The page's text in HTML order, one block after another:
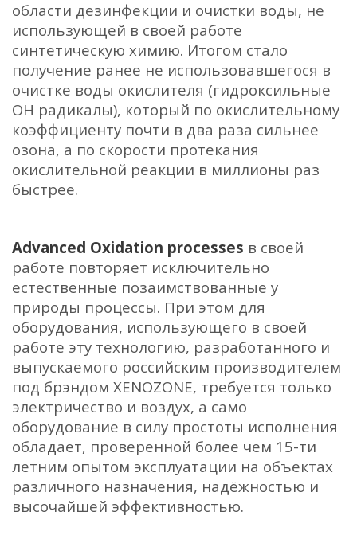
области дезинфекции и очистки воды, не
использующей в своей работе
синтетическую химию. Итогом стало
получение ранее не использовавшегося в
очистке воды окислителя (гидроксильные
ОН радикалы), который по окислительному
коэффициенту почти в два раза сильнее
озона, а по скорости протекания
окислительной реакции в миллионы раз
быстрее.
Advanced Oxidation processes в своей
работе повторяет исключительно
естественные позаимствованные у
природы процессы. При этом для
оборудования, использующего в своей
работе эту технологию, разработанного и
выпускаемого российским производителем
под брэндом XENOZONE, требуется только
электричество и воздух, а само
оборудование в силу простоты исполнения
обладает, проверенной более чем 15-ти
летним опытом эксплуатации на объектах
различного назначения, надёжностью и
высочайшей эффективностью.